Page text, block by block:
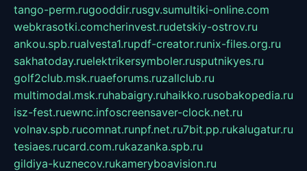
tango-perm.rugooddir.rusgv.sumultiki-online.com
webkrasotki.comcherinvest.rudetskiy-ostrov.ru
ankou.spb.rualvesta1.rupdf-creator.runix-files.org.ru
sakhatoday.ruelektrikersymboler.rusputnikyes.ru
golf2club.msk.ruaeforums.ruzallclub.ru
multimodal.msk.ruhabaigry.ruhaikko.rusobakopedia.ru
isz-fest.ruewnc.infoscreensaver-clock.net.ru
volnav.spb.rucomnat.runpf.net.ru7bit.pp.rukalugatur.ru
tesiaes.rucard.com.rukazanka.spb.ru
gildiya-kuznecov.rukameryboavision.ru